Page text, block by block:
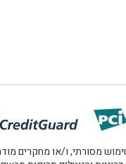
מסורתי, ו/או מחקרים